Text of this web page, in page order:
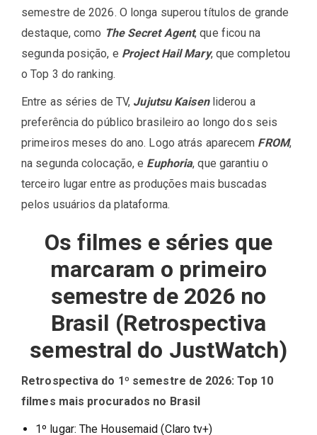
semestre de 2026. O longa superou títulos de grande
destaque, como The Secret Agent, que ficou na
segunda posição, e Project Hail Mary, que completou
o Top 3 do ranking.
Entre as séries de TV, Jujutsu Kaisenliderou a
preferência do público brasileiro ao longo dos seis
primeiros meses do ano. Logo atrás aparecem FROM,
na segunda colocação, e Euphoria, que garantiu o
terceiro lugar entre as produções mais buscadas
pelos usuários da plataforma.
Os filmes e séries que
marcaram o primeiro
semestre de 2026 no
Brasil (Retrospectiva
semestral do JustWatch)
Retrospectiva do 1º semestre de 2026: Top 10
filmes mais procurados no Brasil
1º lugar: The Housemaid (Claro tv+)